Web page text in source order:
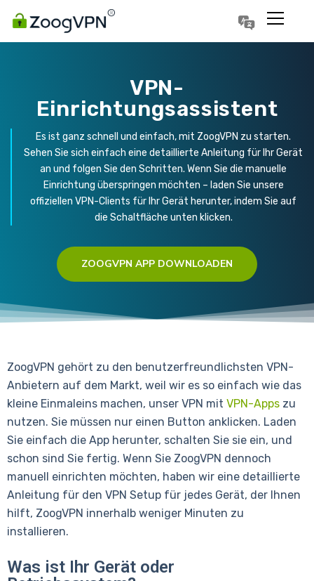
VPN-
Einrichtungsassistent
Es ist ganz schnell und einfach, mit ZoogVPN zu starten.
Sehen Sie sich einfach eine detaillierte Anleitung für Ihr Gerät
an und folgen Sie den Schritten. Wenn Sie die manuelle
Einrichtung überspringen möchten – laden Sie unsere
offiziellen VPN-Clients für Ihr Gerät herunter, indem Sie auf
die Schaltfläche unten klicken.
ZOOGVPN APP DOWNLOADEN
ZoogVPN gehört zu den benutzerfreundlichsten VPN-
Anbietern auf dem Markt, weil wir es so einfach wie das
kleine Einmaleins machen, unser VPN mit VPN-Apps zu
nutzen. Sie müssen nur einen Button anklicken. Laden
Sie einfach die App herunter, schalten Sie sie ein, und
schon sind Sie fertig. Wenn Sie ZoogVPN dennoch
manuell einrichten möchten, haben wir eine detaillierte
Anleitung für den VPN Setup für jedes Gerät, der Ihnen
hilft, ZoogVPN innerhalb weniger Minuten zu
installieren.
Was ist Ihr Gerät oder